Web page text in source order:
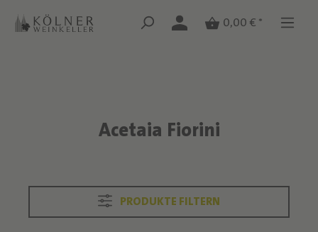
Zum Hauptinhalt springen
Zum Hauptinhalt springen
0,00 € *
Text überspringenAcetaia Fiorini
PRODUKTE FILTERN